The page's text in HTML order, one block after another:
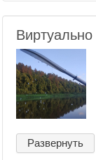
Виртуально
Развернуть